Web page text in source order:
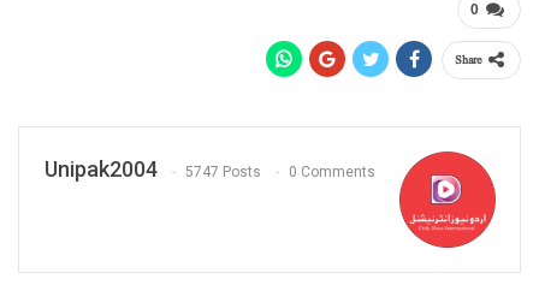
0
Share
Unipak2004 5747 Posts 0 Comments